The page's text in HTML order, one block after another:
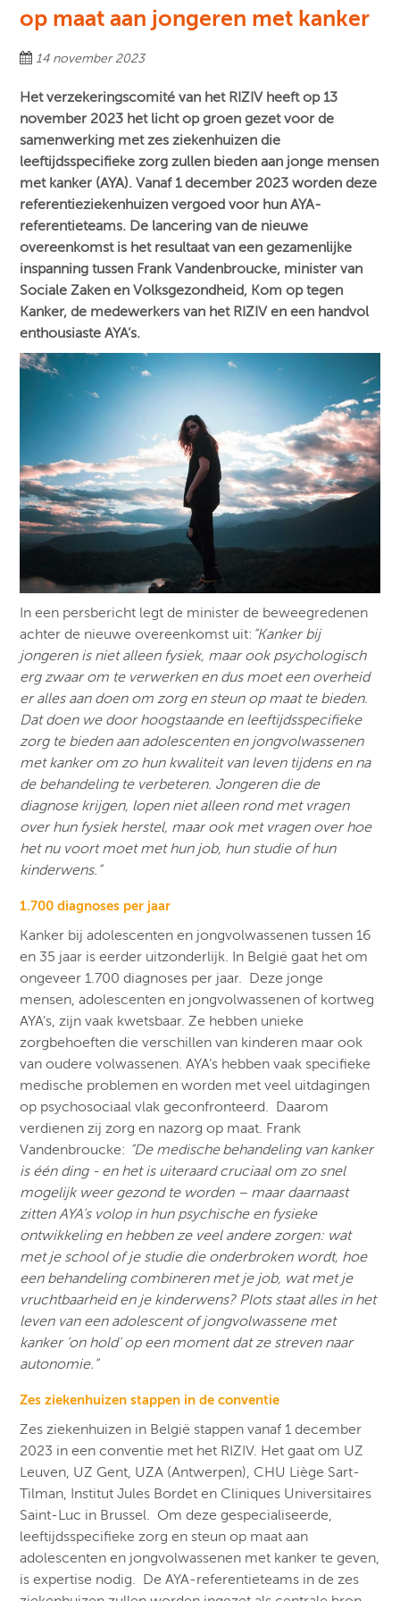
op maat aan jongeren met kanker
14 november 2023
Het verzekeringscomité van het RIZIV heeft op 13
november 2023 het licht op groen gezet voor de
samenwerking met zes ziekenhuizen die
leeftijdsspecifieke zorg zullen bieden aan jonge mensen
met kanker (AYA). Vanaf 1 december 2023 worden deze
referentieziekenhuizen vergoed voor hun AYA-
referentieteams. ​De lancering van de nieuwe
overeenkomst is het resultaat van een gezamenlijke
inspanning tussen Frank Vandenbroucke, minister van
Sociale Zaken en Volksgezondheid, Kom op tegen
Kanker, de medewerkers van het RIZIV en een handvol
enthousiaste AYA’s.
In een persbericht legt de minister de beweegredenen
achter de nieuwe overeenkomst uit: “Kanker bij
jongeren is niet alleen fysiek, maar ook psychologisch
erg zwaar om te verwerken en dus moet een overheid
er alles aan doen om zorg en steun op maat te bieden.
Dat doen we door hoogstaande en leeftijdsspecifieke
zorg te bieden aan adolescenten en jongvolwassenen
met kanker om zo hun kwaliteit van leven tijdens en na
de behandeling te verbeteren. Jongeren die de
diagnose krijgen, lopen niet alleen rond met vragen
over hun fysiek herstel, maar ook met vragen over hoe
het nu voort moet met hun job, hun studie of hun
kinderwens.”
1.700 diagnoses per jaar
Kanker bij adolescenten en jongvolwassenen tussen 16
en 35 jaar is eerder uitzonderlijk. In België gaat het om
ongeveer 1.700 diagnoses per jaar. ​ Deze jonge
mensen, adolescenten en jongvolwassenen of kortweg
AYA’s, zijn vaak kwetsbaar. Ze hebben unieke
zorgbehoeften die verschillen van kinderen maar ook
van oudere volwassenen. AYA’s hebben vaak specifieke
medische problemen en worden met veel uitdagingen
op psychosociaal vlak geconfronteerd. ​ Daarom
verdienen zij zorg en nazorg op maat. Frank
Vandenbroucke: “De medische behandeling van kanker
is één ding - en het is uiteraard cruciaal om zo snel
mogelijk weer gezond te worden – maar daarnaast
zitten AYA’s volop in hun psychische en fysieke
ontwikkeling en hebben ze veel andere zorgen: wat
met je school of je studie die onderbroken wordt, hoe
een behandeling combineren met je job, wat met je
vruchtbaarheid en je kinderwens? Plots staat alles in het
leven van een adolescent of jongvolwassene met
kanker ‘on hold’ op een moment dat ze streven naar
autonomie.”
Zes ziekenhuizen stappen in de conventie
Zes ziekenhuizen in België stappen vanaf 1 december
2023 in een conventie met het RIZIV. Het gaat om UZ
Leuven, UZ Gent, UZA (Antwerpen), CHU Liège Sart-
Tilman, Institut Jules Bordet en Cliniques Universitaires
Saint-Luc in Brussel. ​ Om deze gespecialiseerde,
leeftijdsspecifieke zorg en steun op maat aan
adolescenten en jongvolwassenen met kanker te geven,
is expertise nodig. ​ De AYA-referentieteams in de zes